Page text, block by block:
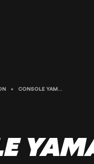
CONSOLE YAMAHA MG06